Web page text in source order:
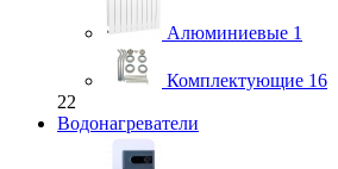
Алюминиевые 1
Комплектующие 16
22
Водонагреватели